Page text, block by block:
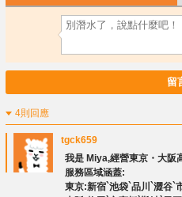
留
4則回應
tgck659
我是 Miya,經營東京・大阪
服務區域涵蓋:
東京:新宿`池袋`品川`澀谷`